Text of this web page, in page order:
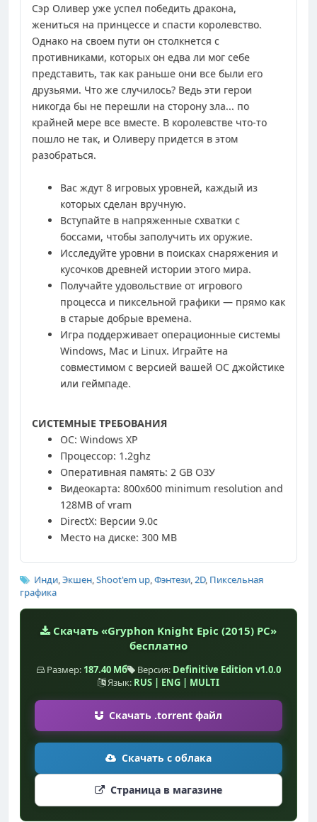
Сэр Оливер уже успел победить дракона,
жениться на принцессе и спасти королевство.
Однако на своем пути он столкнется с
противниками, которых он едва ли мог себе
представить, так как раньше они все были его
друзьями. Что же случилось? Ведь эти герои
никогда бы не перешли на сторону зла... по
крайней мере все вместе. В королевстве что-то
пошло не так, и Оливеру придется в этом
разобраться.
Вас ждут 8 игровых уровней, каждый из
которых сделан вручную.
Вступайте в напряженные схватки с
боссами, чтобы заполучить их оружие.
Исследуйте уровни в поисках снаряжения и
кусочков древней истории этого мира.
Получайте удовольствие от игрового
процесса и пиксельной графики — прямо как
в старые добрые времена.
Игра поддерживает операционные системы
Windows, Mac и Linux. Играйте на
совместимом с версией вашей ОС джойстике
или геймпаде.
СИСТЕМНЫЕ ТРЕБОВАНИЯ
ОС: Windows XP
Процессор: 1.2ghz
Оперативная память: 2 GB ОЗУ
Видеокарта: 800x600 minimum resolution and
128MB of vram
DirectX: Версии 9.0c
Место на диске: 300 MB
Инди,Экшен,Shoot'em up,Фэнтези,2D, Пиксельная
графика
Скачать «Gryphon Knight Epic (2015) PC»
бесплатно
Размер: 187.40 Мб Версия: Definitive Edition v1.0.0
Язык: RUS | ENG | MULTI
Скачать .torrent файл
Скачать с облака
Страница в магазине